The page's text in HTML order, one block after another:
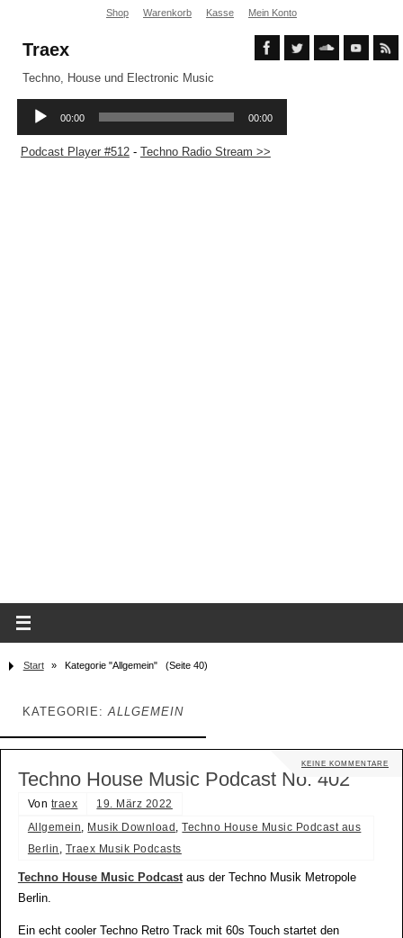
Shop Warenkorb Kasse Mein Konto
Traex
Techno, House und Electronic Music
Podcast Player #512- Techno Radio Stream >>
Start » Kategorie "Allgemein" (Seite 40)
KATEGORIE: ALLGEMEIN
KEINE KOMMENTARE
Techno House Music Podcast No. 402
Von traex
19. März 2022
Allgemein, Musik Download ,Techno House Music Podcast aus
Berlin , Traex Musik Podcasts
Techno House Music Podcastaus der Techno Musik Metropole
Berlin.
Ein echt cooler Techno Retro Track mit 60s Touch startet den